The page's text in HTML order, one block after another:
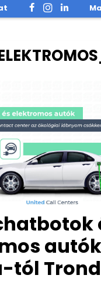
tól